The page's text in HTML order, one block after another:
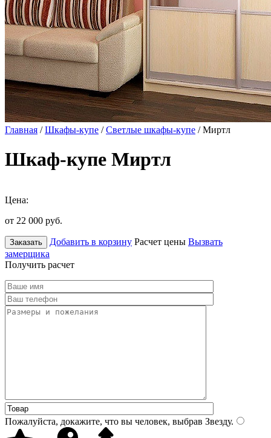
Главная /Шкафы-купе /Светлые шкафы-купе / Миртл
Шкаф-купе Миртл
Цена:
от 22 000 руб.
Заказать Добавить в корзину Расчет цены Вызвать
замерщика
Получить расчет
Пожалуйста, докажите, что вы человек, выбрав Звезду.